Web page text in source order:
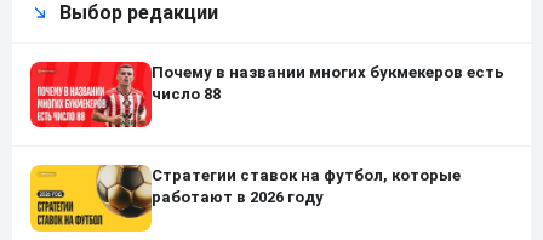
Выбор редакции
Почему в названии многих букмекеров есть
число 88
Стратегии ставок на футбол, которые
работают в 2026 году